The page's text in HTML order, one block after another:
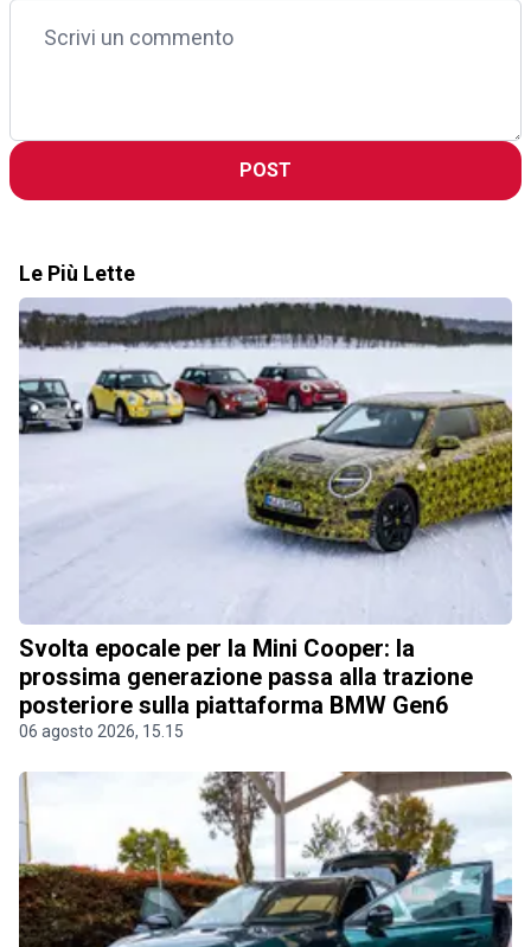
POST
Le Più Lette
Svolta epocale per la Mini Cooper: la
prossima generazione passa alla trazione
posteriore sulla piattaforma BMW Gen6
06 agosto 2026, 15.15